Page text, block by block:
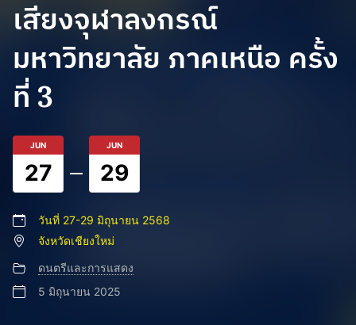
เสียงจุฬาลงกรณ์
มหาวิทยาลัย ภาคเหนือ ครั้ง
ที่ 3
JUN
27
JUN
29
วันที่ 27-29 มิถุนายน 2568
จังหวัดเชียงใหม่
ดนตรีและการแสดง
5 มิถุนายน 2025